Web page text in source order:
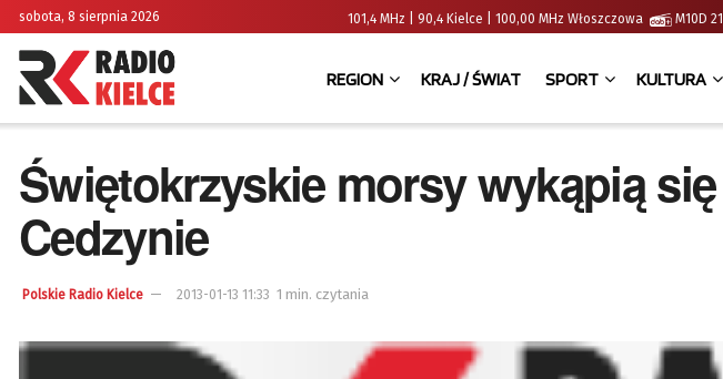
sobota, 8 sierpnia 2026 101,4 MHz | 90,4 Kielce | 100,00 MHz Włoszczowa
REGION KRAJ / ŚWIAT SPORT KULTURA
Świętokrzyskie morsy wykąpią
Cedzynie
Polskie Radio Kielce 2013-01-13 11:33 1 min. czytania